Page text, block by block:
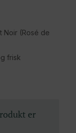
Noir (Rosé de
frisk
er